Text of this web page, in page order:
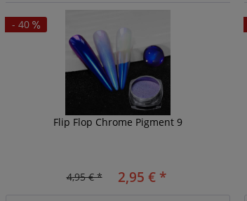
- 40
Flip Flop Chrome Pigment 9
4,95 € * 2,95 € *